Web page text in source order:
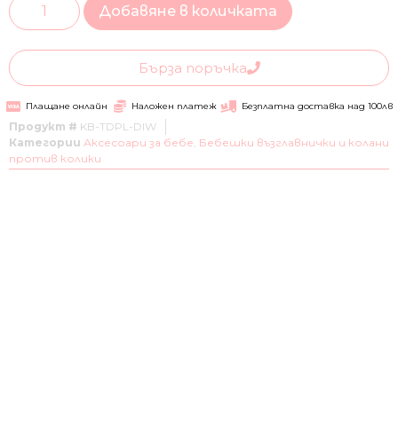
Добавяне в количката
Бърза поръчка
Плащане онлайн Наложен платеж Безплатна доставка над 100лв
Продукт # KB-TDPL-DIW
Категории Аксесоари за бебе, Бебешки възглавнички и колани
против колики